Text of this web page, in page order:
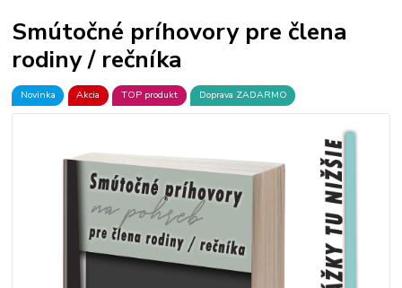
Smútočné príhovory pre člena
rodiny / rečníka
Novinka Akcia TOP produkt Doprava ZADARMO